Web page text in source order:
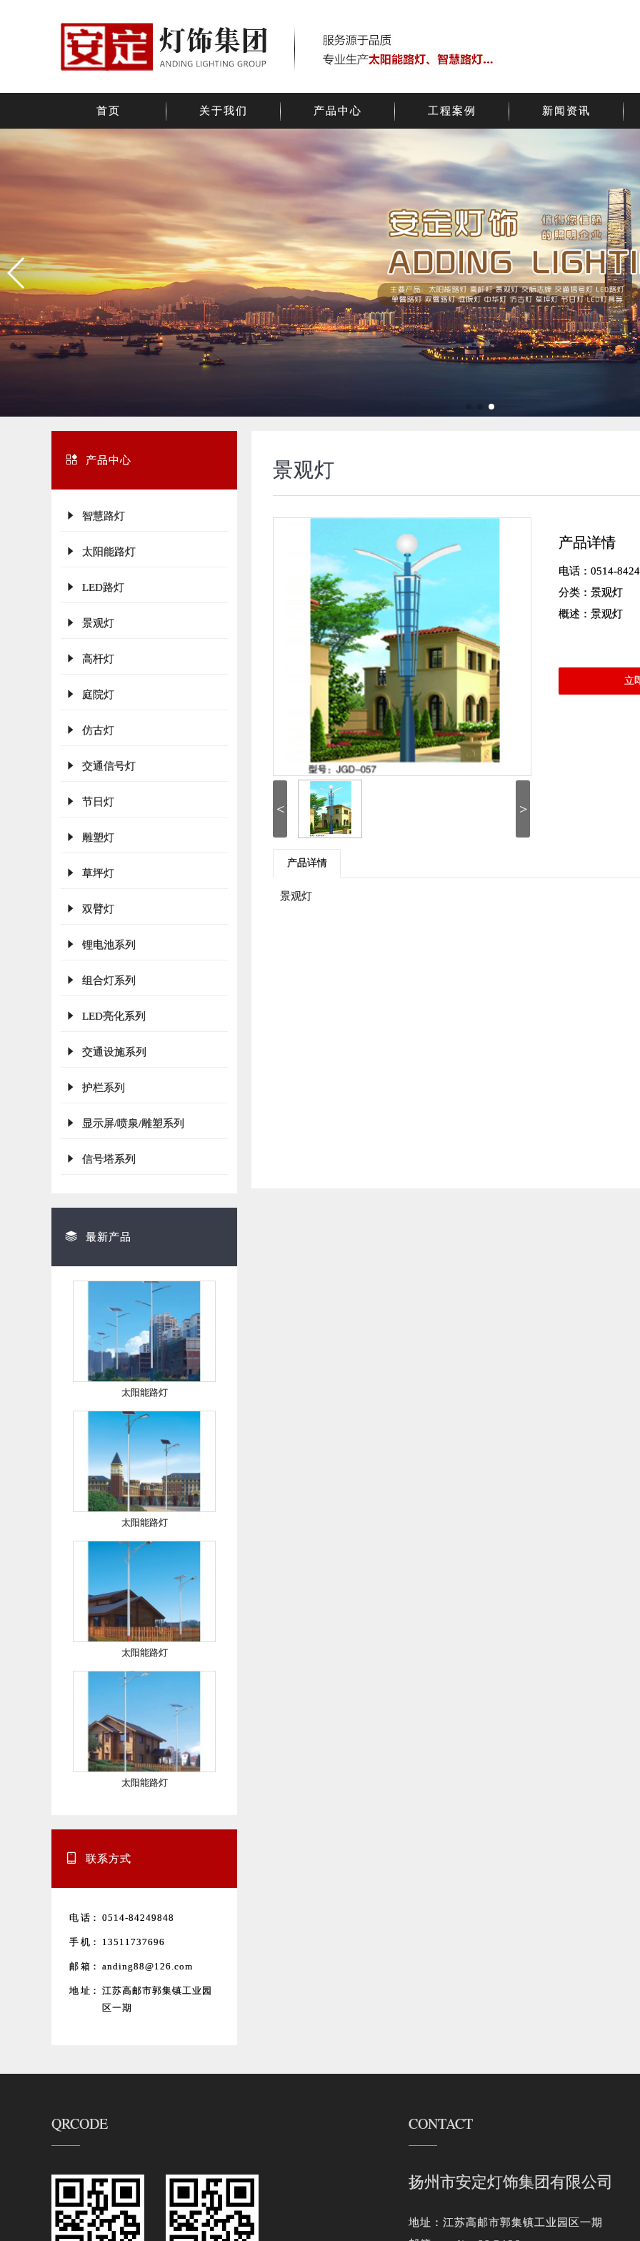
首页 关于我们 产品中心 工程案例 新闻资讯
产品中心
智慧路灯
太阳能路灯
LED路灯
景观灯
高杆灯
庭院灯
仿古灯
交通信号灯
节日灯
雕塑灯
草坪灯
双臂灯
锂电池系列
组合灯系列
LED亮化系列
交通设施系列
护栏系列
显示屏/喷泉/雕塑系列
信号塔系列
最新产品
太阳能路灯
太阳能路灯
太阳能路灯
太阳能路灯
联系方式
电 话： 0514-84249848
手 机： 13511737696
邮 箱： anding88@126.com
地 址： 江苏高邮市郭集镇工业园
区一期
景观灯
< >
产品详情
电话：0514-
分类：景观灯
概述：景观灯
立
产品详情
景观灯
QRCODE CONTACT
扬州市安定灯饰集团有限公司
地址：江苏高邮市郭集镇工业园区一期